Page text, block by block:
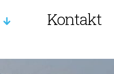
Kontakt